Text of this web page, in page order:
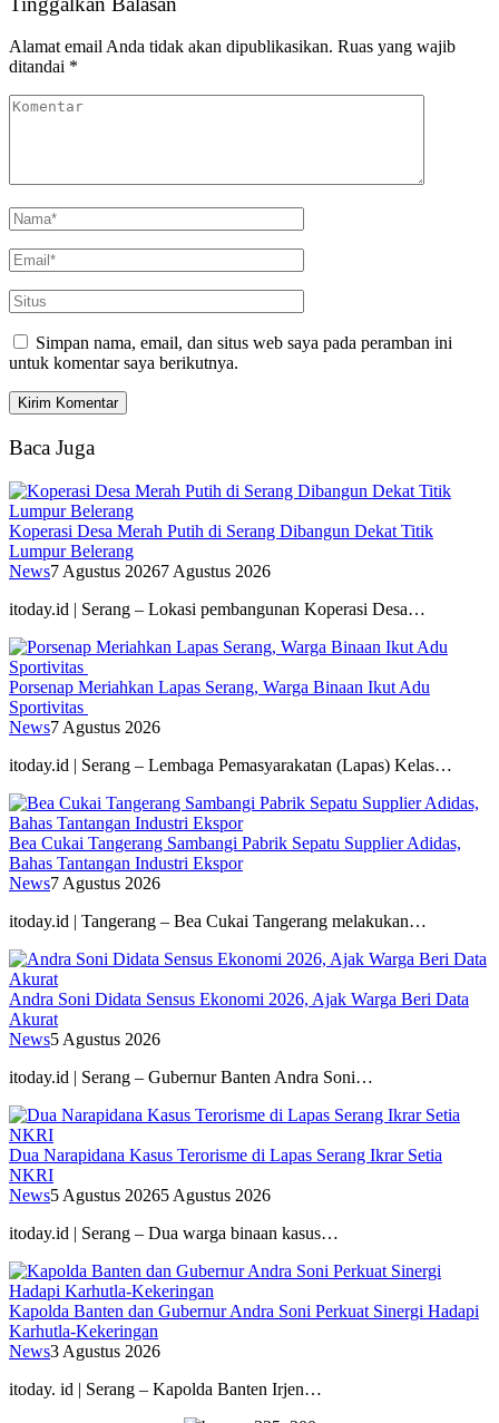
Alamat email Anda tidak akan dipublikasikan. Ruas yang wajib
ditandai *
Simpan nama, email, dan situs web saya pada peramban ini
untuk komentar saya berikutnya.
Baca Juga
Koperasi Desa Merah Putih di Serang Dibangun Dekat Titik
Lumpur Belerang
News7 Agustus 20267 Agustus 2026
itoday.id | Serang – Lokasi pembangunan Koperasi Desa…
Porsenap Meriahkan Lapas Serang, Warga Binaan Ikut Adu
Sportivitas
News7 Agustus 2026
itoday.id | Serang – Lembaga Pemasyarakatan (Lapas) Kelas…
Bea Cukai Tangerang Sambangi Pabrik Sepatu Supplier Adidas,
Bahas Tantangan Industri Ekspor
News7 Agustus 2026
itoday.id | Tangerang – Bea Cukai Tangerang melakukan…
Andra Soni Didata Sensus Ekonomi 2026, Ajak Warga Beri Data
Akurat
News5 Agustus 2026
itoday.id | Serang – Gubernur Banten Andra Soni…
Dua Narapidana Kasus Terorisme di Lapas Serang Ikrar Setia
NKRI
News5 Agustus 20265 Agustus 2026
itoday.id | Serang – Dua warga binaan kasus…
Kapolda Banten dan Gubernur Andra Soni Perkuat Sinergi Hadapi
Karhutla-Kekeringan
News3 Agustus 2026
itoday. id | Serang – Kapolda Banten Irjen…